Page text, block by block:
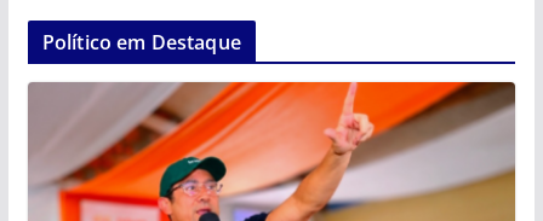
Político em Destaque